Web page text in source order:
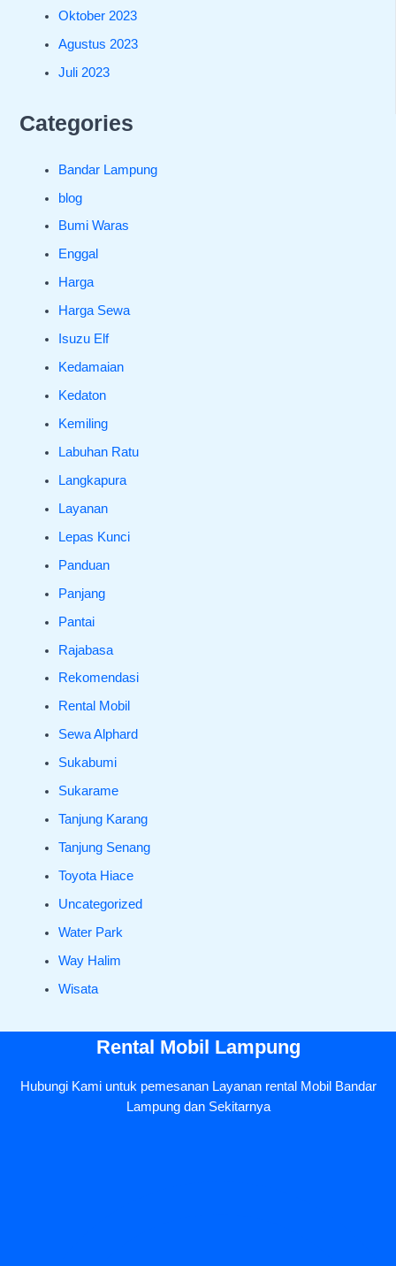
Oktober 2023
Agustus 2023
Juli 2023
Categories
Bandar Lampung
blog
Bumi Waras
Enggal
Harga
Harga Sewa
Isuzu Elf
Kedamaian
Kedaton
Kemiling
Labuhan Ratu
Langkapura
Layanan
Lepas Kunci
Panduan
Panjang
Pantai
Rajabasa
Rekomendasi
Rental Mobil
Sewa Alphard
Sukabumi
Sukarame
Tanjung Karang
Tanjung Senang
Toyota Hiace
Uncategorized
Water Park
Way Halim
Wisata
Rental Mobil Lampung
Hubungi Kami untuk pemesanan Layanan rental Mobil Bandar
Lampung dan Sekitarnya